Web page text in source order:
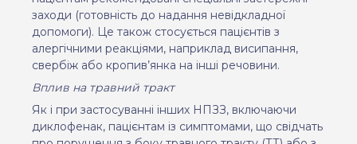
заходи (готовність до надання невідкладної
допомоги). Це також стосується пацієнтів з
алергічними реакціями, наприклад висипання,
свербіж або кропив’янка на інші речовини.
Вплив на травний тракт
Як і при застосуванні інших НПЗЗ, включаючи
диклофенак, пацієнтам із симптомами, що свідчать